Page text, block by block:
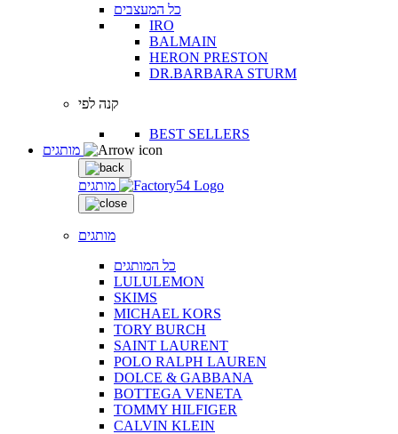
כל המעצבים
IRO
BALMAIN
HERON PRESTON
DR.BARBARA STURM
קנה לפי
BEST SELLERS
מותגים
מותגים
כל המותגים
LULULEMON
SKIMS
MICHAEL KORS
TORY BURCH
SAINT LAURENT
POLO RALPH LAUREN
DOLCE & GABBANA
BOTTEGA VENETA
TOMMY HILFIGER
CALVIN KLEIN